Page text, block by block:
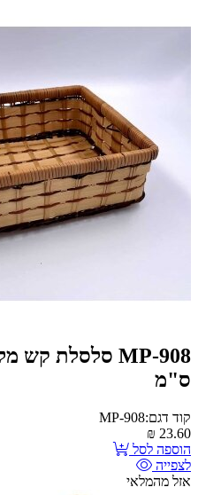
ס"מ
קוד דגם:MP-908
23.60
₪
הוספה לסל
לצפייה
אזל מהמלאי